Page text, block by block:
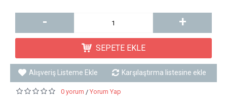
- +
SEPETE EKLE
Alışveriş Listeme Ekle Karşılaştırma listesine ekle
0 yorum / Yorum Yap